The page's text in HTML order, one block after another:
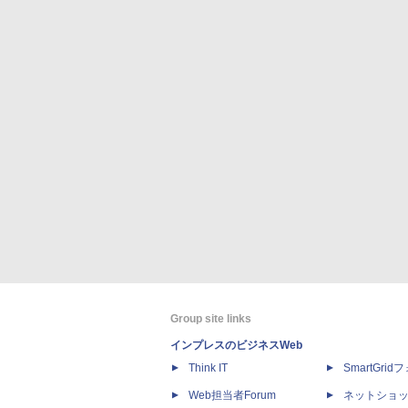
Group site links
インプレスのビジネスWeb
Think IT
Web担当者Forum
SmartGridフ
ネットショ